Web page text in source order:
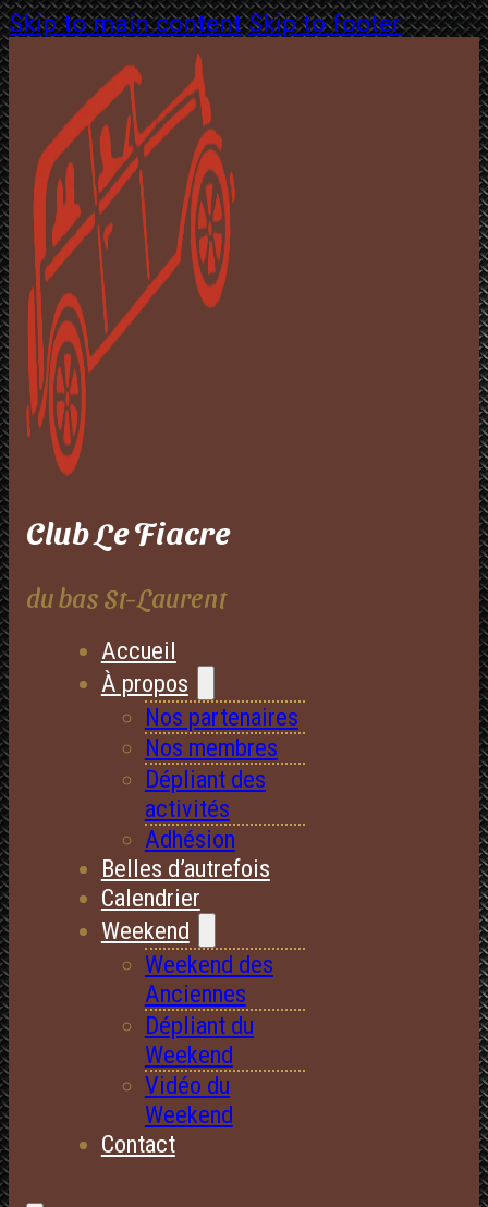
Skip to main content Skip to footer
Club Le Fiacre
du bas St-Laurent
Accueil
À propos
Nos partenaires
Nos membres
Dépliant des
activités
Adhésion
Belles d’autrefois
Calendrier
Weekend
Weekend des
Anciennes
Dépliant du
Weekend
Vidéo du
Weekend
Contact